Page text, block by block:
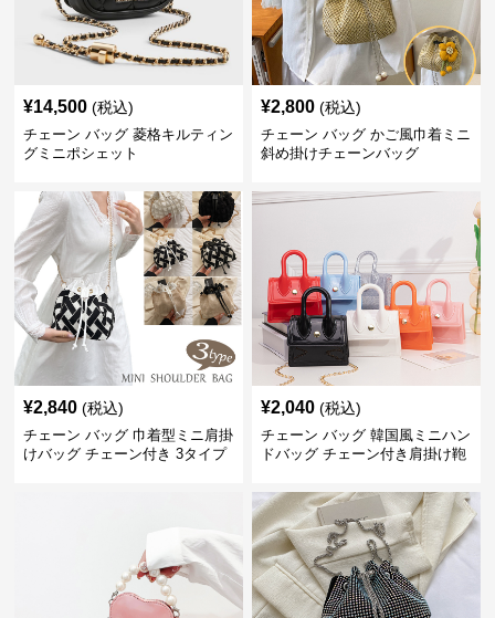
¥14,500 (税込)
チェーン バッグ 菱格キルティン
グミニポシェット
¥2,800 (税込)
チェーン バッグ かご風巾着ミニ
斜め掛けチェーンバッグ
¥2,840 (税込)
チェーン バッグ 巾着型ミニ肩掛
けバッグ チェーン付き 3タイプ
¥2,040 (税込)
チェーン バッグ 韓国風ミニハン
ドバッグ チェーン付き肩掛け鞄